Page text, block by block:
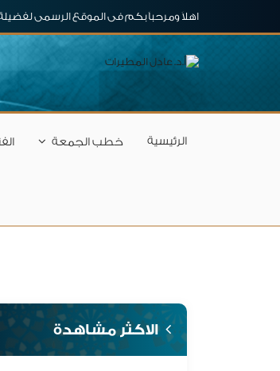
اهلاَ ومرحباَ بكم فى الموقع الرسمى لفضيلة
الرئيسية خطب الجمعة
الاكثر مشاهدة